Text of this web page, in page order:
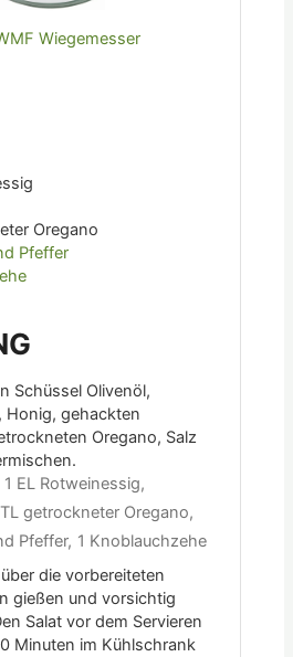
Wiegemesser
Oregano
Pfeffer
Schüssel Olivenöl,
Honig, gehackten
Oregano, Salz
1 EL Rotweinessig,
getrockneter Oregano,
Pfeffer, 1 Knoblauchzehe
die vorbereiteten
gießen und vorsichtig
Salat vor dem Servieren
Minuten im Kühlschrank